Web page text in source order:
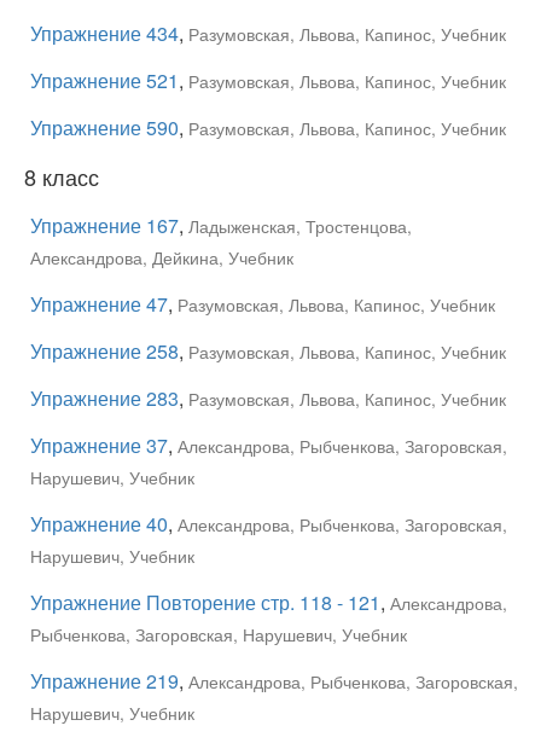
Упражнение 434, Разумовская, Львова, Капинос, Учебник
Упражнение 521, Разумовская, Львова, Капинос, Учебник
Упражнение 590, Разумовская, Львова, Капинос, Учебник
8 класс
Упражнение 167, Ладыженская, Тростенцова,
Александрова, Дейкина, Учебник
Упражнение 47, Разумовская, Львова, Капинос, Учебник
Упражнение 258, Разумовская, Львова, Капинос, Учебник
Упражнение 283, Разумовская, Львова, Капинос, Учебник
Упражнение 37, Александрова, Рыбченкова, Загоровская,
Нарушевич, Учебник
Упражнение 40, Александрова, Рыбченкова, Загоровская,
Нарушевич, Учебник
Упражнение Повторение стр. 118 - 121, Александрова,
Рыбченкова, Загоровская, Нарушевич, Учебник
Упражнение 219, Александрова, Рыбченкова, Загоровская,
Нарушевич, Учебник